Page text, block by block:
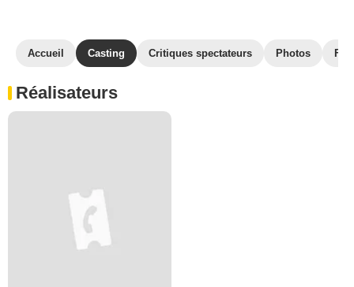
Accueil Casting Critiques spectateurs Photos
Réalisateurs